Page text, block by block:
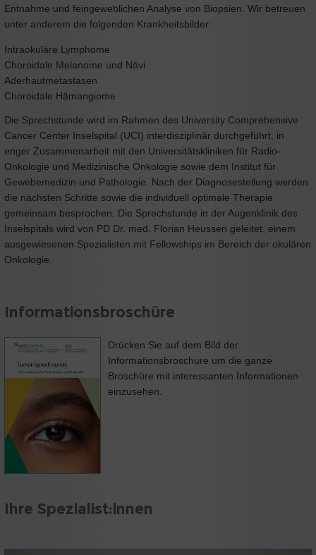
Entnahme und feingeweblichen Analyse von Biopsien. Wir betreuen
unter anderem die folgenden Krankheitsbilder:
Intraokuläre Lymphome
Choroidale Melanome und Nävi
Aderhautmetastasen
Choroidale Hämangiome
Die Sprechstunde wird im Rahmen des University Comprehensive
Cancer Center Inselspital (UCI) interdisziplinär durchgeführt, in
enger Zusammenarbeit mit den Universitätskliniken für Radio-
Onkologie und Medizinische Onkologie sowie dem Institut für
Gewebemedizin und Pathologie. Nach der Diagnosestellung werden
die nächsten Schritte sowie die individuell optimale Therapie
gemeinsam besprochen. Die Sprechstunde in der Augenklinik des
Inselspitals wird von PD Dr. med. Florian Heussen geleitet, einem
ausgewiesenen Spezialisten mit Fellowships im Bereich der okulären
Onkologie.
Informationsbroschüre
Drücken Sie auf dem Bild der
Informationsbroschure um die ganze
Broschüre mit interessanten Informationen
einzusehen.
Ihre Spezialist:innen